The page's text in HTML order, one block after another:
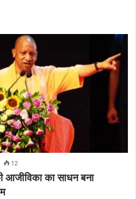
12
आजीविका का साधन बना